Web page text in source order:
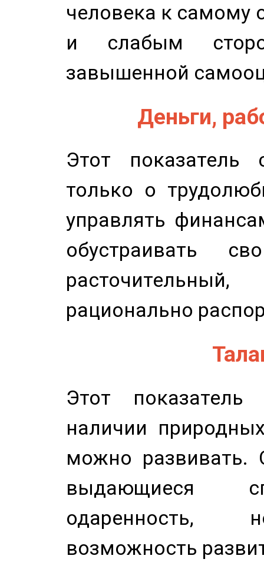
человека к самому
и слабым
завышенной
Деньги,
Этот показатель
только о
управлять
обустраивать
рационально
Этот показатель
наличии
можно развивать.
выдающиеся
одаренность,
возможность